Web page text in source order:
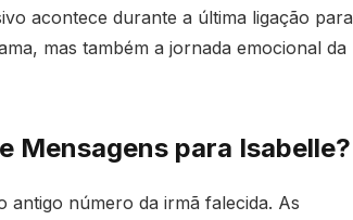
acontece durante a última ligação para
mas também a jornada emocional da
Mensagens para Isabelle?
número da irmã falecida. As